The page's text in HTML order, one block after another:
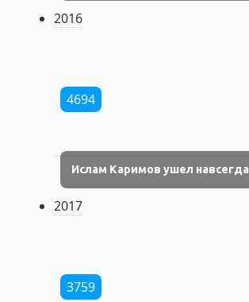
2016
4694
Ислам Каримов ушел навсегда
2017
3759